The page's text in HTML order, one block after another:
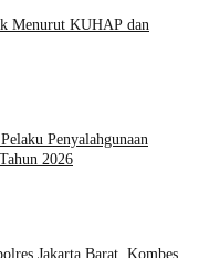
Menurut KUHAP dan
Penyalahgunaan
2026
Jakarta Barat, Kombes